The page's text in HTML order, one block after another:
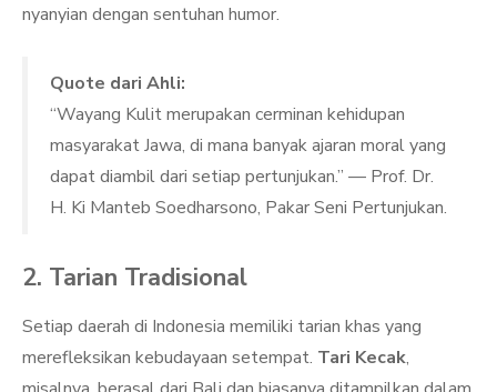
nyanyian dengan sentuhan humor.
Quote dari Ahli:
“Wayang Kulit merupakan cerminan kehidupan
masyarakat Jawa, di mana banyak ajaran moral yang
dapat diambil dari setiap pertunjukan.” — Prof. Dr.
H. Ki Manteb Soedharsono, Pakar Seni Pertunjukan.
2. Tarian Tradisional
Setiap daerah di Indonesia memiliki tarian khas yang
merefleksikan kebudayaan setempat. Tari Kecak,